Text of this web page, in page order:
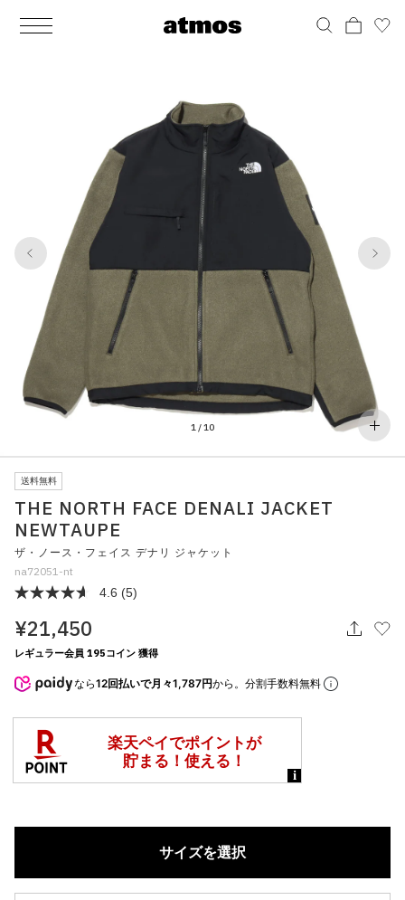
MEN
アクセサリー
その他
アディダス ピックアップ
シューズ
すべてのシューズ
ライフスタイルランニング
ウェア
ソックス
アンダーウェア
水着
その他
すべてのウェア
バッグ
バックパック / リュック
ショルダー / メッセンジャーバッグ
トート / エコバッグ
クラッチ / セカンドバッグ
ウエストバッグ
その他
すべてのバッグ
アクセサリー
グッズ / アクセサリー
すべてのアクセサリー
その他
おもちゃ / フィギュア
すべてのその他
WOMENS
アクセサリー
その他
アディダス ピックアップ
シューズ
サンダル / パンプス
すべてのシューズ
ライフスタイルランニング
ウェア
ワンピース
スカート
ソックス
アンダーウェア
その他
すべてのウェア
バッグ
バックパック / リュック
ショルダー / メッセンジャーバッグ
トート / エコバッグ
クラッチ / セカンドバッグ
ウエストバッグ
その他
すべてのバッグ
アクセサリー
グッズ / アクセサリー
すべてのアクセサリー
その他
おもちゃ / フィギュア
すべてのその他
1 /10
1 10
送料無料
THE NORTH FACE DENALI JACKET
NEWTAUPE
ザ・ノース・フェイス デナリ ジャケット
na72051-nt
4.6 (5)
¥21,450
レギュラー会員 195コイン 獲得
なら12回払いで月々1,787円から。分割手数料無料
サイズを選択